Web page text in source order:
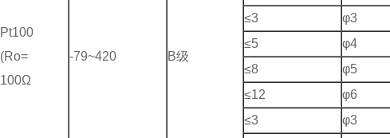
Pt100
(Ro=
100Ω
-79~420 B级
≤3 φ3
≤5
φ4
≤8
φ5
≤12
φ6
≤3 φ3